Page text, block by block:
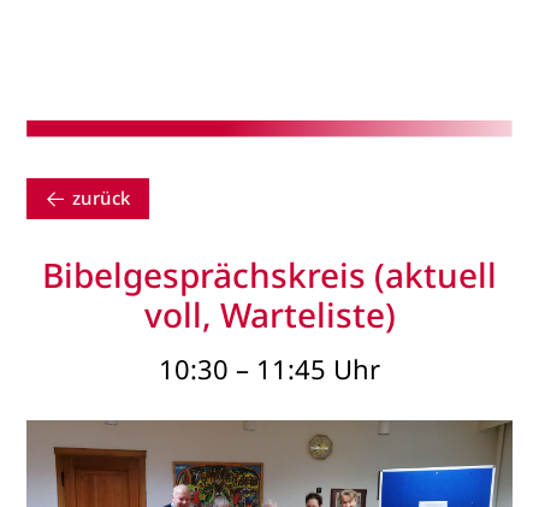
zurück
Bibelgesprächskreis (aktuell
voll, Warteliste)
10:30 – 11:45 Uhr